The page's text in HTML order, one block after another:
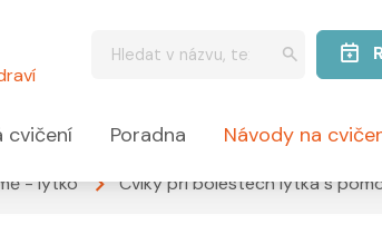
cvičení Poradna Návody na
- lýtko Cviky při bolestech lýtka s